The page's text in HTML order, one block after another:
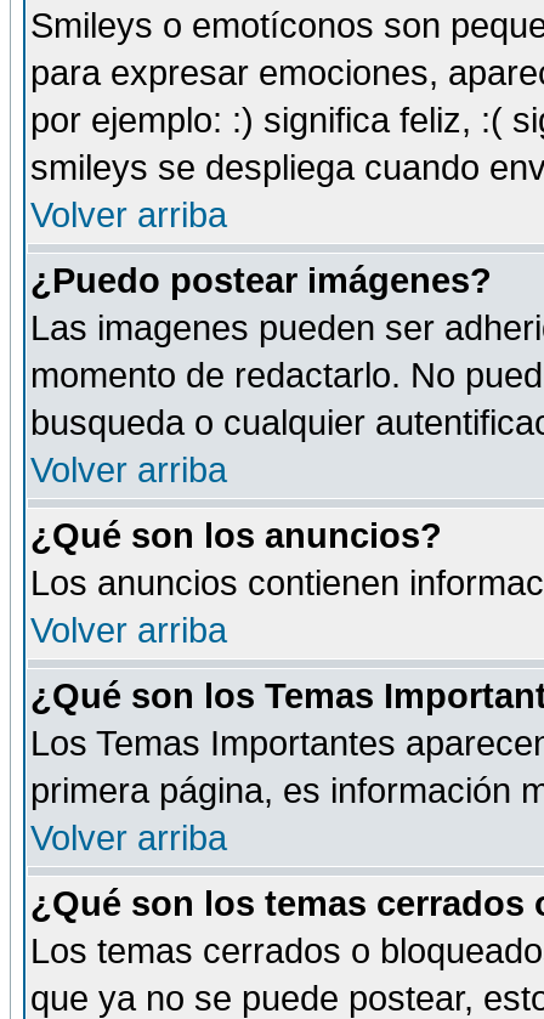
Smileys o emotíconos son
para expresar emociones,
por ejemplo: :) significa feliz, :(
smileys se despliega cuando
Volver arriba
¿Puedo postear imágenes?
Las imagenes pueden ser
momento de redactarlo. No
busqueda o cualquier
Volver arriba
¿Qué son los anuncios?
Los anuncios contienen
Volver arriba
¿Qué son los Temas
Los Temas Importantes
primera página, es información
Volver arriba
¿Qué son los temas cerrados
Los temas cerrados o
que ya no se puede postear,